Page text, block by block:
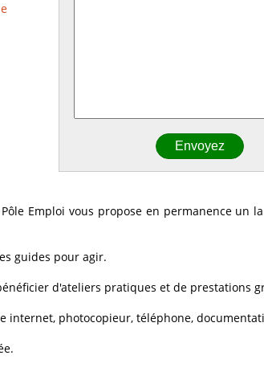
Emploi vous propose en permanence un
guides pour agir.
d'ateliers pratiques et de prestations
internet, photocopieur, téléphone,